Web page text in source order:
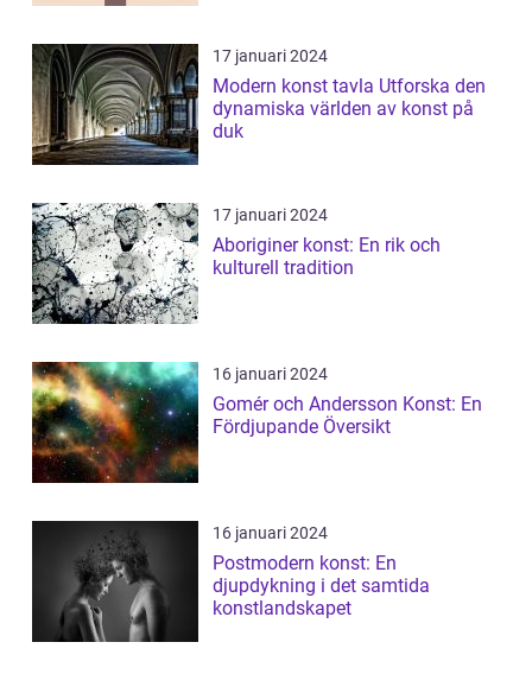
17 januari 2024
Modern konst tavla Utforska den
dynamiska världen av konst på
duk
17 januari 2024
Aboriginer konst: En rik och
kulturell tradition
16 januari 2024
Gomér och Andersson Konst: En
Fördjupande Översikt
16 januari 2024
Postmodern konst: En
djupdykning i det samtida
konstlandskapet